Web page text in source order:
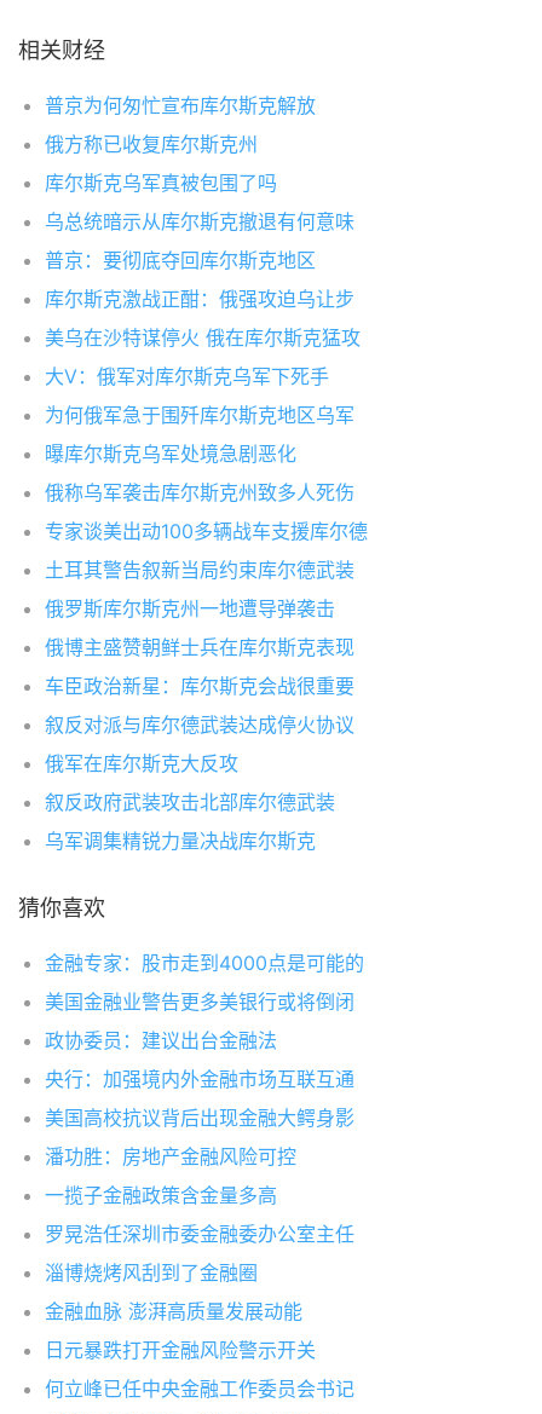
相关财经
普京为何匆忙宣布库尔斯克解放
俄方称已收复库尔斯克州
库尔斯克乌军真被包围了吗
乌总统暗示从库尔斯克撤退有何意味
普京：要彻底夺回库尔斯克地区
库尔斯克激战正酣：俄强攻迫乌让步
美乌在沙特谋停火 俄在库尔斯克猛攻
大V：俄军对库尔斯克乌军下死手
为何俄军急于围歼库尔斯克地区乌军
曝库尔斯克乌军处境急剧恶化
俄称乌军袭击库尔斯克州致多人死伤
专家谈美出动100多辆战车支援库尔德
土耳其警告叙新当局约束库尔德武装
俄罗斯库尔斯克州一地遭导弹袭击
俄博主盛赞朝鲜士兵在库尔斯克表现
车臣政治新星：库尔斯克会战很重要
叙反对派与库尔德武装达成停火协议
俄军在库尔斯克大反攻
叙反政府武装攻击北部库尔德武装
乌军调集精锐力量决战库尔斯克
猜你喜欢
金融专家：股市走到4000点是可能的
美国金融业警告更多美银行或将倒闭
政协委员：建议出台金融法
央行：加强境内外金融市场互联互通
美国高校抗议背后出现金融大鳄身影
潘功胜：房地产金融风险可控
一揽子金融政策含金量多高
罗晃浩任深圳市委金融委办公室主任
淄博烧烤风刮到了金融圈
金融血脉 澎湃高质量发展动能
日元暴跌打开金融风险警示开关
何立峰已任中央金融工作委员会书记